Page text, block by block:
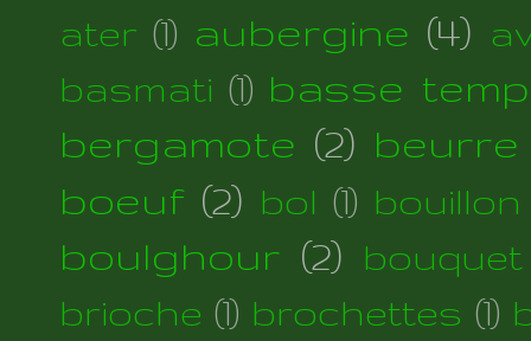
ater (1) aubergine (4)
basmati (1) basse
bergamote (2) beurre
boeuf (2) bol (1) bouillon
boulghour (2)
brioche (1) brochettes (1)